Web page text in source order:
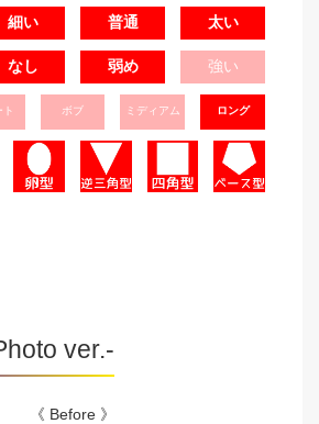
細い 普通 太い
なし 弱め 強い
ト ボブ ミディアム ロング
ver.-
《 Before 》